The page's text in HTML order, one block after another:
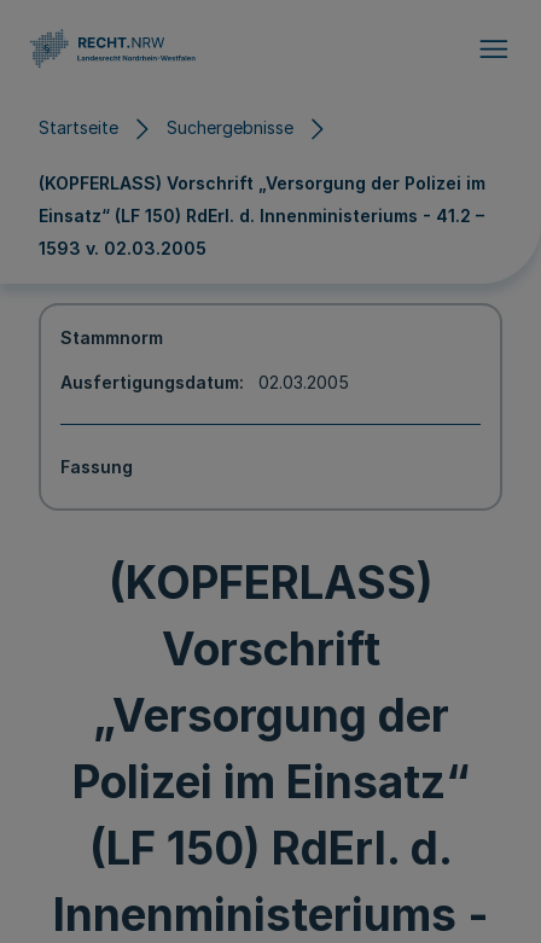
Startseite Suchergebnisse
(KOPFERLASS) Vorschrift „Versorgung der Polizei im
Einsatz“ (LF 150) RdErl. d. Innenministeriums - 41.2 –
1593 v. 02.03.2005
Stammnorm
Ausfertigungsdatum 02.03.2005
Fassung
(KOPFERLASS)
Vorschrift
„Versorgung der
Polizei im Einsatz“
(LF 150) RdErl. d.
Innenministeriums -